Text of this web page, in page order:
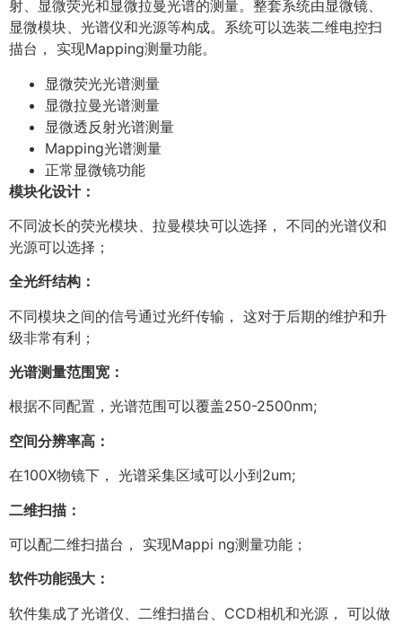
射、显微荧光和显微拉曼光谱的测量。整套系统由显微镜、
显微模块、光谱仪和光源等构成。系统可以选装二维电控扫
描台， 实现Mapping测量功能。
显微荧光光谱测量
显微拉曼光谱测量
显微透反射光谱测量
Mapping光谱测量
正常显微镜功能
模块化设计：
不同波长的荧光模块、拉曼模块可以选择， 不同的光谱仪和
光源可以选择；
全光纤结构：
不同模块之间的信号通过光纤传输， 这对于后期的维护和升
级非常有利；
光谱测量范围宽：
根据不同配置，光谱范围可以覆盖250-2500nm;
空间分辨率高：
在100X物镜下， 光谱采集区域可以小到2um;
二维扫描：
可以配二维扫描台， 实现Mappi ng测量功能；
软件功能强大：
软件集成了光谱仪、二维扫描台、CCD相机和光源， 可以做